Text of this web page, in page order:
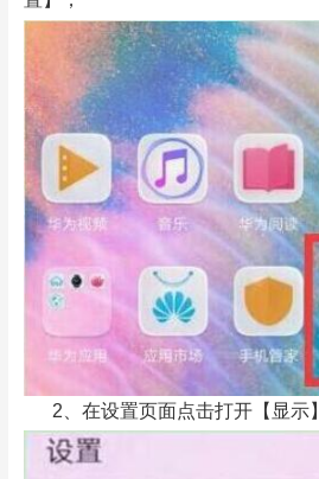
2、在设置页面点击打开【显示